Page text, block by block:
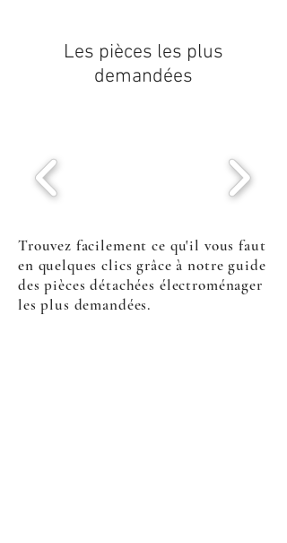
Les pièces les plus
demandées
Trouvez facilement ce qu'il vous faut
en quelques clics grâce à notre guide
des pièces détachées électroménager
les plus demandées.